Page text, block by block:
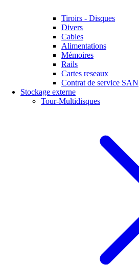
Tiroirs - Disques
Divers
Cables
Alimentations
Mémoires
Rails
Cartes reseaux
Contrat de service SAN
Stockage externe
Tour-Multidisques